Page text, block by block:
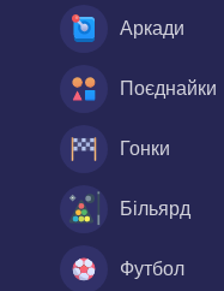
Аркади
Поєднайки
Гонки
Більярд
Футбол